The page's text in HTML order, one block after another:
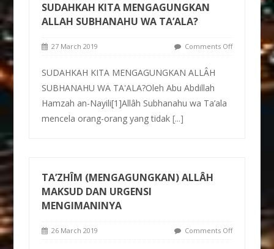
SUDAHKAH KITA MENGAGUNGKAN
ALLAH SUBHANAHU WA TA’ALA?
27 March 2019 Comments Off
SUDAHKAH KITA MENGAGUNGKAN ALLÂH
SUBHANAHU WA TA'ALA?Oleh Abu Abdillah
Hamzah an-Nayili[1]Allâh Subhanahu wa Ta’ala
mencela orang-orang yang tidak[...]
TA’ZHÎM (MENGAGUNGKAN) ALLÂH
MAKSUD DAN URGENSI
MENGIMANINYA
26 March 2019 Comments Off